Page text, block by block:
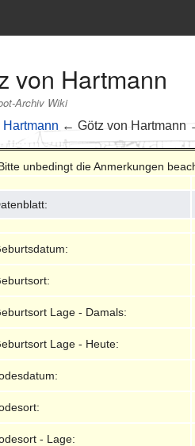
von Hartmann
Archiv Wiki
Hartmann ← Götz von Hartmann
unbedingt die Anmerkungen
Lage - Damals:
Lage - Heute:
- Lage: